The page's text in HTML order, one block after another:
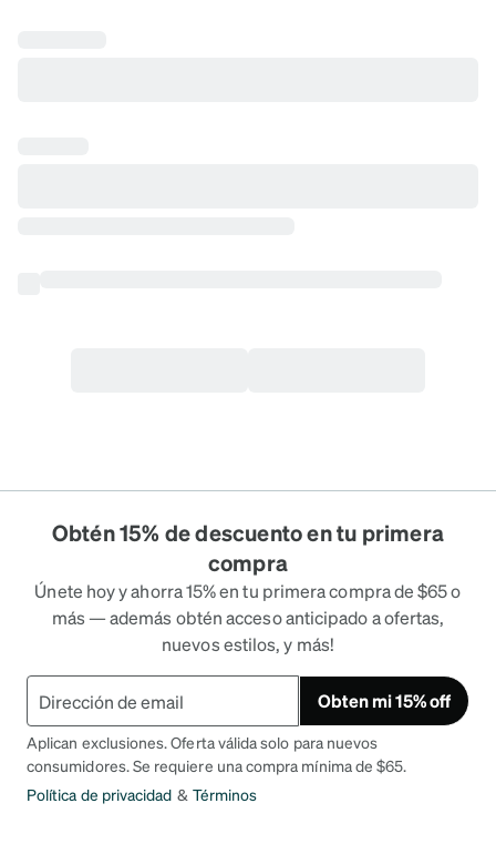
Obtén 15% de descuento en tu primera
compra
Únete hoy y ahorra 15% en tu primera compra de $65 o
más — además obtén acceso anticipado a ofertas,
nuevos estilos, y más!
Obten mi 15% off
Aplican exclusiones. Oferta válida solo para nuevos
consumidores. Se requiere una compra mínima de $65.
Política de privacidad & Términos